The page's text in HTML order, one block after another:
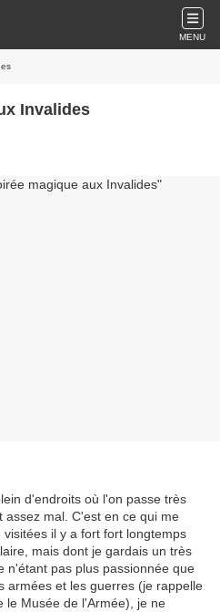
MENU
Invalides
d'endroits où l'on passe très
mal. C'est en ce qui me
il y a fort fort longtemps
mais dont je gardais un très
n'étant pas plus passionnée que
armées et les guerres (je rappelle
le Musée de l'Armée), je ne